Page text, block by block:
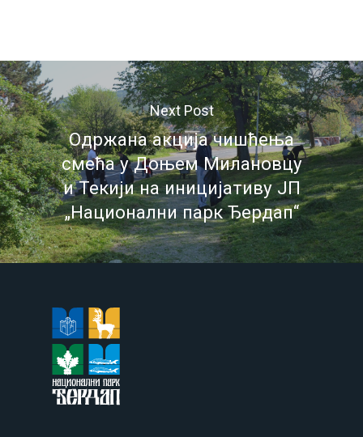
Next Post
Одржана акција чишћења
смећа у Доњем Милановцу
и Текији на иницијативу ЈП
„Национални парк Ђердап“